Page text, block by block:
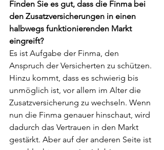
Finden Sie es gut, dass die Finma bei
den Zusatzversicherungen in einen
halbwegs funktionierenden Markt
eingreift?
Es ist Aufgabe der Finma, den
Anspruch der Versicherten zu schützen.
Hinzu kommt, dass es schwierig bis
unmöglich ist, vor allem im Alter die
Zusatzversicherung zu wechseln. Wenn
nun die Finma genauer hinschaut, wird
dadurch das Vertrauen in den Markt
gestärkt. Aber auf der anderen Seite ist